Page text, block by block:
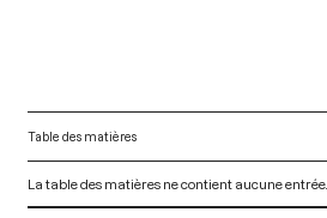
Table des matières
La table des matières ne contient aucune entrée.